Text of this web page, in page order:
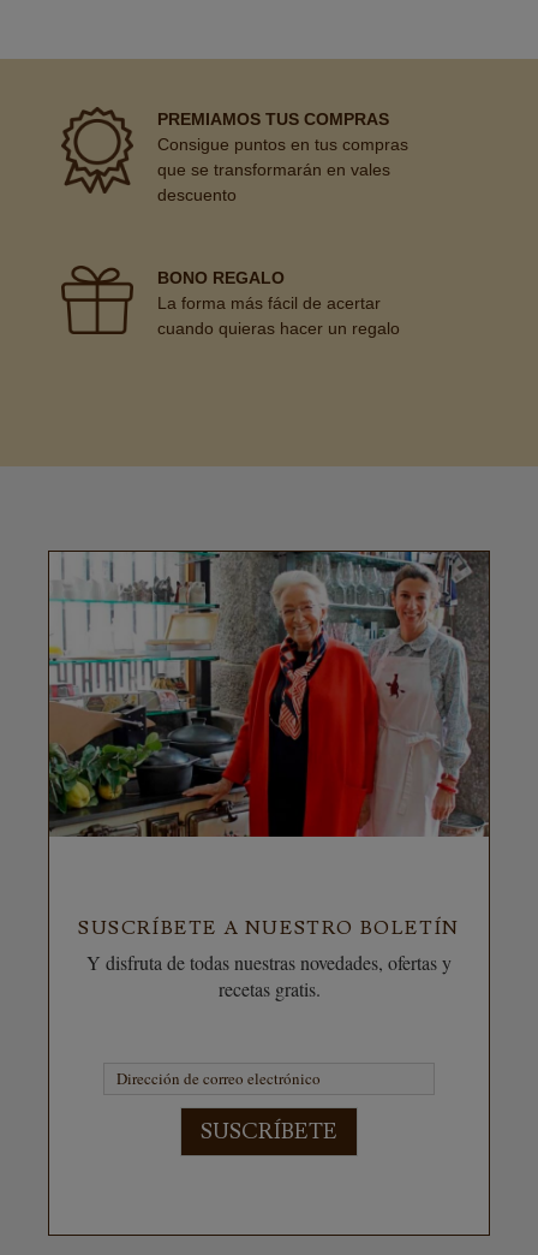
PREMIAMOS TUS COMPRAS
Consigue puntos en tus compras
que se transformarán en vales
descuento
BONO REGALO
La forma más fácil de acertar
cuando quieras hacer un regalo
SUSCRÍBETE A NUESTRO BOLETÍN
Y disfruta de todas nuestras novedades, ofertas y
recetas gratis.
SUSCRÍBETE